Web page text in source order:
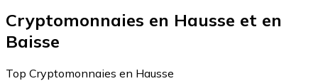
Cryptomonnaies en Hausse et en
Baisse
Top Cryptomonnaies en Hausse